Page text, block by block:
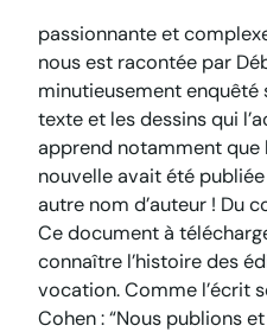
passionnante et
nous est racontée par
minutieusement enquêté
texte et les dessins qui
apprend notamment que
nouvelle avait été
autre nom d’auteur ! Du
Ce document à
connaître l’histoire des
vocation. Comme l’écrit
Cohen : “Nous publions